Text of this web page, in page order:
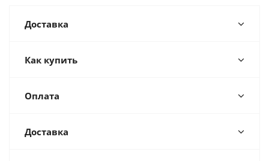
Доставка
Как купить
Оплата
Доставка